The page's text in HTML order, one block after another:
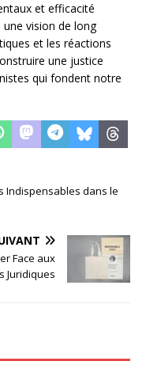
et efficacité
vision de long
et les réactions
une justice
qui fondent notre
Indispensables dans le
Face aux
Juridiques